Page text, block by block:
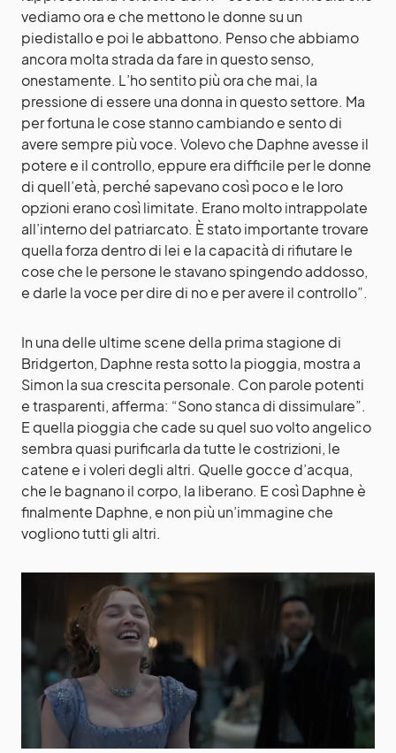
vediamo ora e che mettono le donne su un
piedistallo e poi le abbattono. Penso che abbiamo
ancora molta strada da fare in questo senso,
onestamente. L’ho sentito più ora che mai, la
pressione di essere una donna in questo settore. Ma
per fortuna le cose stanno cambiando e sento di
avere sempre più voce. Volevo che Daphne avesse il
potere e il controllo, eppure era difficile per le donne
di quell’età, perché sapevano così poco e le loro
opzioni erano così limitate. Erano molto intrappolate
all’interno del patriarcato. È stato importante trovare
quella forza dentro di lei e la capacità di rifiutare le
cose che le persone le stavano spingendo addosso,
e darle la voce per dire di no e per avere il controllo”.
In una delle ultime scene della prima stagione di
Bridgerton, Daphne resta sotto la pioggia, mostra a
Simon la sua crescita personale. Con parole potenti
e trasparenti, afferma: “Sono stanca di dissimulare”.
E quella pioggia che cade su quel suo volto angelico
sembra quasi purificarla da tutte le costrizioni, le
catene e i voleri degli altri. Quelle gocce d’acqua,
che le bagnano il corpo, la liberano. E così Daphne è
finalmente Daphne, e non più un’immagine che
vogliono tutti gli altri.